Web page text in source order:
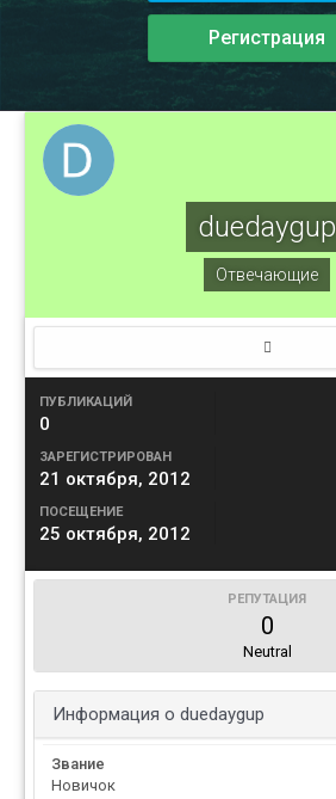
Регистрация
duedaygup
Отвечающие
ПУБЛИКАЦИЙ
0
ЗАРЕГИСТРИРОВАН
21 октября, 2012
ПОСЕЩЕНИЕ
25 октября, 2012
РЕПУТАЦИЯ
0
Neutral
Информация о duedaygup
Звание
Новичок